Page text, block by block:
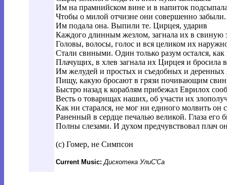
Им на прамнийском вине и в напиток подсыпала
Чтобы о милой отчизне они совершенно забыли.
Им подала она. Выпили те. Цирцея, ударив
Каждого длинным жезлом, загнала их в свиную
Головы, волосы, голос и вся целиком их
Стали свиными. Один только разум остался, как
Плачущих, в хлев загнала их Цирцея и бросила
Им желудей и простых и съедобных и деренных
Пищу, какую бросают в грязи почивающим
Быстро назад к кораблям прибежал Еврилох
Весть о товарищах наших, об участи их
Как ни старался, не мог ни единого молвить он
Раненный в сердце печалью великой. Глаза его
Полны слезами. И духом предчувствовал плач
(c) Гомер, не Симпсон
Current Music: Дискотека УлиС'Са